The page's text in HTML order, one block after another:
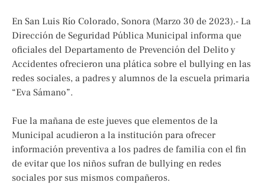
En San Luis Río Colorado, Sonora (Marzo 30 de 2023).- La
Dirección de Seguridad Pública Municipal informa que
oficiales del Departamento de Prevención del Delito y
Accidentes ofrecieron una plática sobre el bullying en las
redes sociales, a padres y alumnos de la escuela primaria
“Eva Sámano”.
Fue la mañana de este jueves que elementos de la
Municipal acudieron a la institución para ofrecer
información preventiva a los padres de familia con el fin
de evitar que los niños sufran de bullying en redes
sociales por sus mismos compañeros.